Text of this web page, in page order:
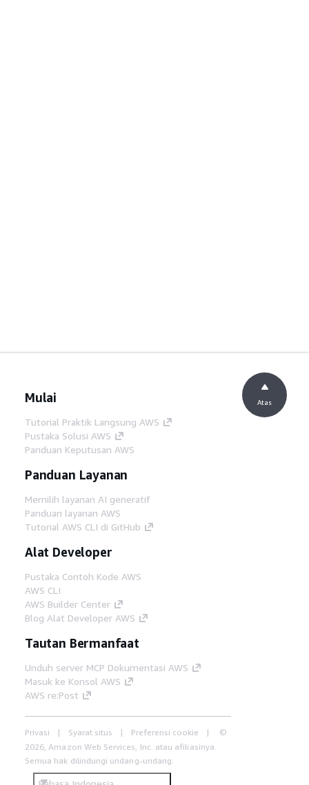
Mulai
Tutorial Praktik Langsung AWS
Pustaka Solusi AWS
Panduan Keputusan AWS
Panduan Layanan
Memilih layanan AI generatif
Panduan layanan AWS
Tutorial AWS CLI di GitHub
Alat Developer
Pustaka Contoh Kode AWS
AWS CLI
AWS Builder Center
Blog Alat Developer AWS
Tautan Bermanfaat
Unduh server MCP Dokumentasi AWS
Masuk ke Konsol AWS
AWS re:Post
Privasi Syarat situs Preferensi cookie
©
2026, Amazon Web Services, Inc. atau afiliasinya.
Semua hak dilindungi undang-undang.
Atas